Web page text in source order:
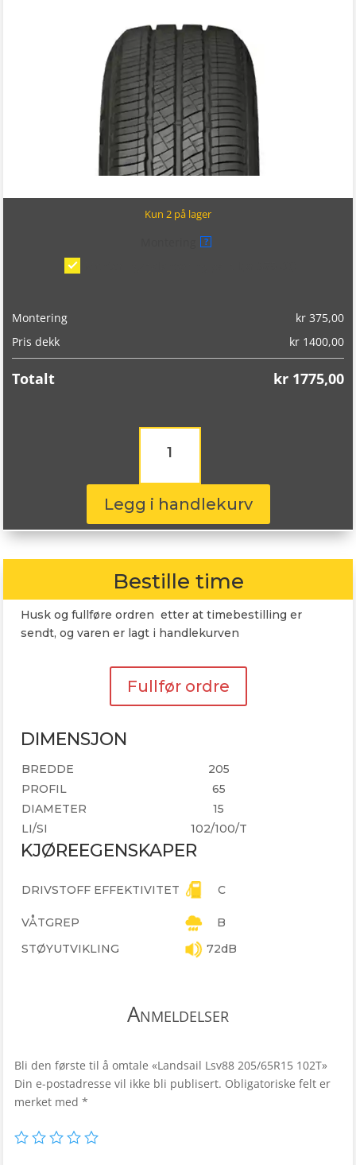
Kun 2 på lager
?
Montering kr375,00
Pris dekk
kr1400,00
Totalt kr1775,00
Landsail
Lsv88
102T
antall
Legg i handlekurv
Bestille time
Husk og fullføre ordren etter at timebestilling er
sendt, og varen er lagt i handlekurven
Fullfør ordre
DIMENSJON
BREDDE
205
PROFIL
65
DIAMETER
15
LI/SI
102/100/T
KJØREEGENSKAPER
DRIVSTOFF EFFEKTIVITET C
VÅTGREP
B
STØYUTVIKLING
72dB
Anmeldelser
Bli den første til å omtale «Landsail Lsv88 205/65R15 102T»
Din e-postadresse vil ikke bli publisert. Obligatoriske felt er
merket med *